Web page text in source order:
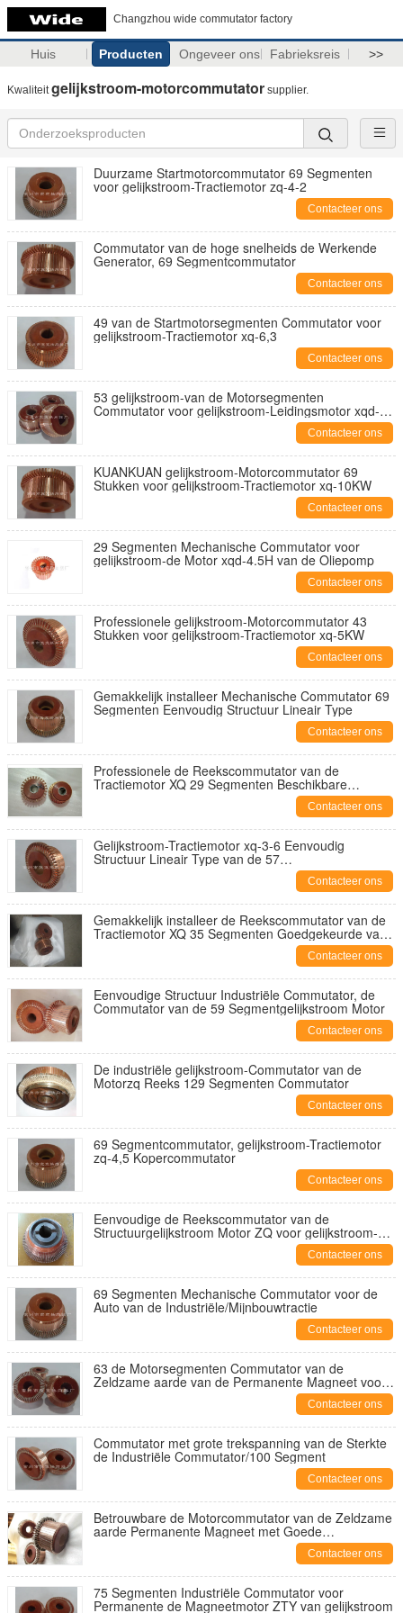
Changzhou wide commutator factory
Huis Producten Ongeveer ons Fabrieksreis >>
Kwaliteitgelijkstroom-motorcommutator supplier.
Duurzame Startmotorcommutator 69 Segmenten
voor gelijkstroom-Tractiemotor zq-4-2
Contacteer ons
Commutator van de hoge snelheids de Werkende
Generator, 69 Segmentcommutator
Contacteer ons
49 van de Startmotorsegmenten Commutator voor
gelijkstroom-Tractiemotor xq-6,3
Contacteer ons
53 gelijkstroom-van de Motorsegmenten
Commutator voor gelijkstroom-Leidingsmotor xqd-
Contacteer ons
KUANKUAN gelijkstroom-Motorcommutator 69
Stukken voor gelijkstroom-Tractiemotor xq-10KW
Contacteer ons
29 Segmenten Mechanische Commutator voor
gelijkstroom-de Motor xqd-4.5H van de Oliepomp
Contacteer ons
Professionele gelijkstroom-Motorcommutator 43
Stukken voor gelijkstroom-Tractiemotor xq-5KW
Contacteer ons
Gemakkelijk installeer Mechanische Commutator 69
Segmenten Eenvoudig Structuur Lineair Type
Contacteer ons
Professionele de Reekscommutator van de
Tractiemotor XQ 29 Segmenten Beschikbare
Contacteer ons
Gelijkstroom-Tractiemotor xq-3-6 Eenvoudig
Structuur Lineair Type van de 57
Contacteer ons
Gemakkelijk installeer de Reekscommutator van de
Tractiemotor XQ 35 Segmenten Goedgekeurde van
Contacteer ons
Eenvoudige Structuur Industriële Commutator, de
Commutator van de 59 Segmentgelijkstroom Motor
Contacteer ons
De industriële gelijkstroom-Commutator van de
Motorzq Reeks 129 Segmenten Commutator
Contacteer ons
69 Segmentcommutator, gelijkstroom-Tractiemotor
zq-4,5 Kopercommutator
Contacteer ons
Eenvoudige de Reekscommutator van de
Structuurgelijkstroom Motor ZQ voor gelijkstroom-
Contacteer ons
69 Segmenten Mechanische Commutator voor de
Auto van de Industriële/Mijnbouwtractie
Contacteer ons
63 de Motorsegmenten Commutator van de
Zeldzame aarde van de Permanente Magneet voor
Contacteer ons
Commutator met grote trekspanning van de Sterkte
de Industriële Commutator/100 Segment
Contacteer ons
Betrouwbare de Motorcommutator van de Zeldzame
aarde Permanente Magneet met Goede
Contacteer ons
75 Segmenten Industriële Commutator voor
Permanente de Magneetmotor ZTY van gelijkstroom